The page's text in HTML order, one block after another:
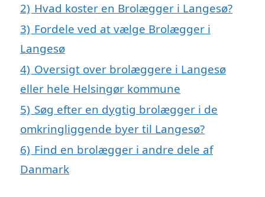
2) Hvad koster en Brolægger i Langesø?
3) Fordele ved at vælge Brolægger i
Langesø
4) Oversigt over brolæggere i Langesø
eller hele Helsingør kommune
5) Søg efter en dygtig brolægger i de
omkringliggende byer til Langesø?
6) Find en brolægger i andre dele af
Danmark